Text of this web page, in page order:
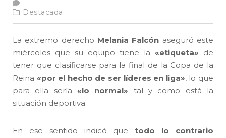
Destacada
La extremo derecho Melania Falcón aseguró este
miércoles que su equipo tiene la «etiqueta» de
tener que clasificarse para la final de la Copa de la
Reina «por el hecho de ser líderes en liga», lo que
para ella sería «lo normal» tal y como está la
situación deportiva.
En ese sentido indicó quetodo lo contrario